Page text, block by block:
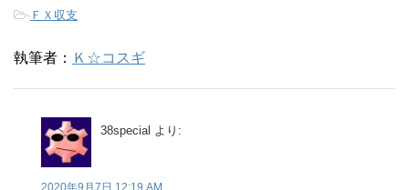
- ＦＸ収支
執筆者： Ｋ☆コスギ
38special より:
2020年9月7日 12:19 AM